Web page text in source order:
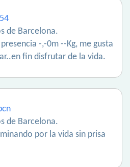
de Barcelona.
-,-0m --Kg, me gusta
fin disfrutar de la vida.
de Barcelona.
por la vida sin prisa